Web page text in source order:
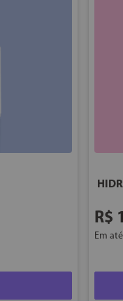
R$
Em até